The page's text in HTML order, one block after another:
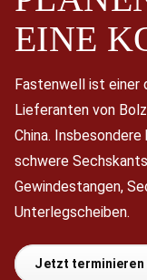
EINE
Fastenwell ist einer
Lieferanten von
China.
schwere
Gewindestangen,
Unterlegscheiben.
Jetzt terminieren